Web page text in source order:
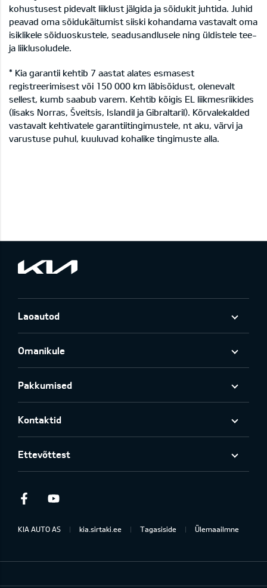
kohustusest pidevalt liiklust jälgida ja sõidukit juhtida. Juhid
peavad oma sõidukäitumist siiski kohandama vastavalt oma
isiklikele sõiduoskustele, seadusandlusele ning üldistele tee-
ja liiklusoludele.
* Kia garantii kehtib 7 aastat alates esmasest
registreerimisest või 150 000 km läbisõidust, olenevalt
sellest, kumb saabub varem. Kehtib kõigis EL liikmesriikides
(lisaks Norras, Šveitsis, Islandil ja Gibraltaril). Kõrvalekalded
vastavalt kehtivatele garantiitingimustele, nt aku, värvi ja
varustuse puhul, kuuluvad kohalike tingimuste alla.
Laoautod
Omanikule
Pakkumised
Kontaktid
Ettevõttest
Facebook
KIA AUTO AS kia.sirtaki.ee Tagasiside Ülemaailmne